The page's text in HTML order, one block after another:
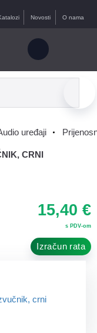
Novosti O nama
uređaji
CRNI
15,40 €
s PDV-om
Izračun rata